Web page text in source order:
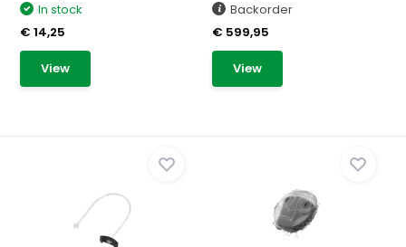
In stock
€ 14,25
View
Backorder
€ 599,95
View